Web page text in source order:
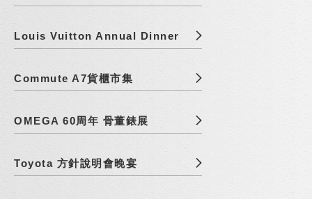
Louis Vuitton Annual Dinner
Commute A7貨櫃市集
OMEGA 60周年 骨董錶展
Toyota 方針說明會晚宴